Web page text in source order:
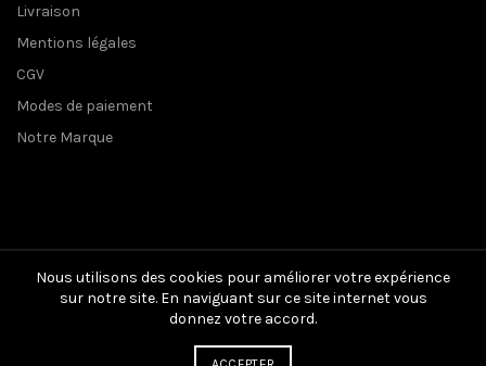
Livraison
Mentions légales
CGV
Modes de paiement
Notre Marque
Nous utilisons des cookies pour améliorer votre expérience
sur notre site. En naviguant sur ce site internet vous
donnez votre accord.